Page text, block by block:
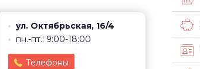
ул. Октябрьская, 16/4
пн.-пт.: 9:00-18:00
Телефоны